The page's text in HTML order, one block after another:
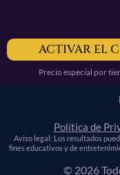
ACTIVAR EL
Precio especial por
Política de
Aviso legal: Los resultados
fines educativos y de
© 2026